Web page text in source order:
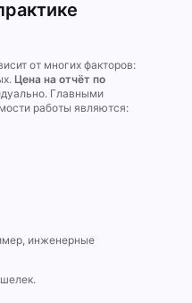
от многих факторов:
Цена на отчёт по
Главными
работы являются:
инженерные